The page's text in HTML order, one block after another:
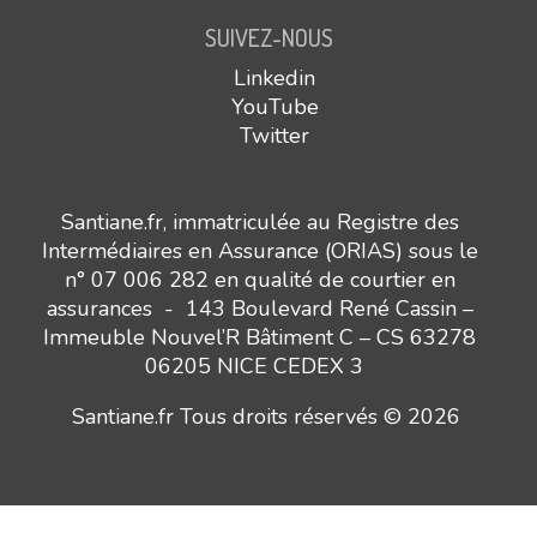
SUIVEZ-NOUS
Linkedin
YouTube
Twitter
Santiane.fr, immatriculée au Registre des
Intermédiaires en Assurance (ORIAS) sous le
n° 07 006 282 en qualité de courtier en
assurances - 143 Boulevard René Cassin –
Immeuble Nouvel’R Bâtiment C – CS 63278
06205 NICE CEDEX 3
Santiane.fr Tous droits réservés © 2026